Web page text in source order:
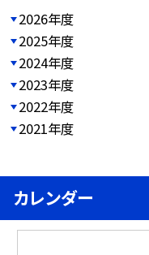
2026年度
2025年度
2024年度
2023年度
2022年度
2021年度
カレンダー